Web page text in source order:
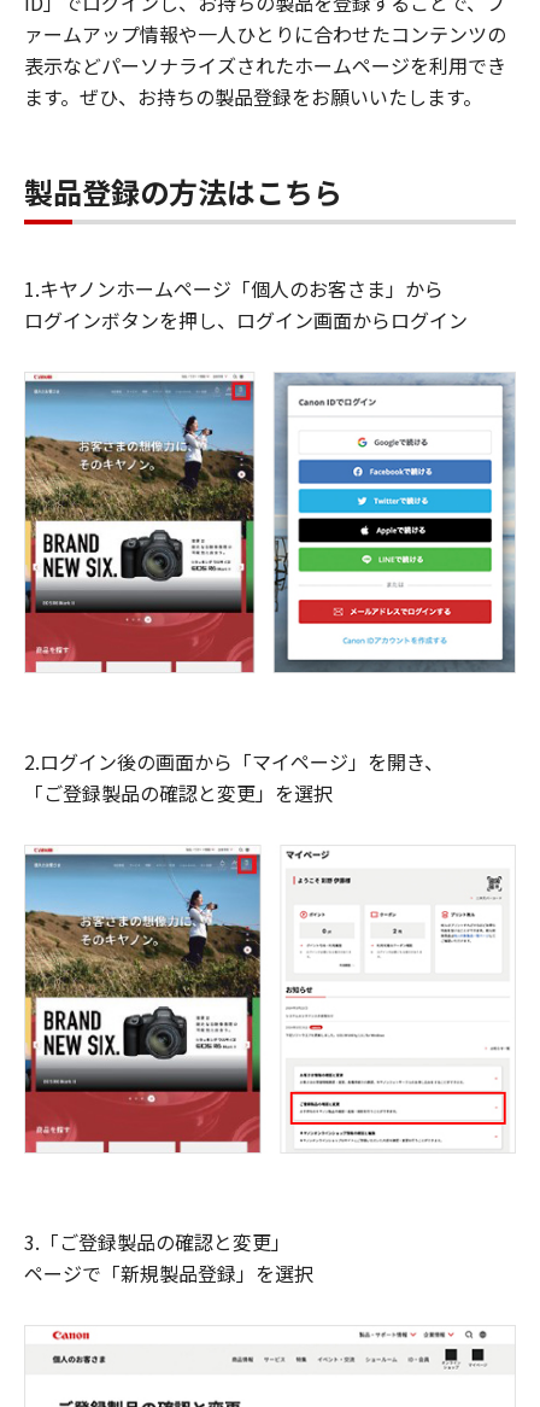
ァームアップ情報や一人ひとりに合わせたコンテンツの
表示などパーソナライズされたホームページを利用でき
ます。ぜひ、お持ちの製品登録をお願いいたします。
製品登録の方法はこちら
1.キヤノンホームページ「個人のお客さま」から
ログインボタンを押し、ログイン画面からログイン
2.ログイン後の画面から「マイページ」を開き、
「ご登録製品の確認と変更」を選択
3.「ご登録製品の確認と変更」
ページで「新規製品登録」を選択